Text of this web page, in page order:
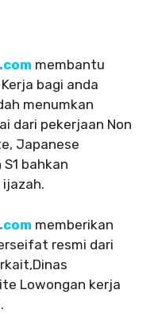
membantu
bagi anda
menumkan
dari pekerjaan Non
Japanese
bahkan
memberikan
resmi dari
Lowongan kerja